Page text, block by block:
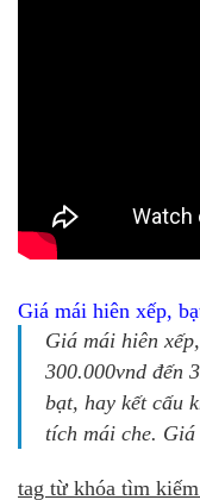
Giá mái hiên xếp,
Giá mái hiên
300.000vnd đến
bạt, hay kết cấu
tích mái che.
tag từ khóa tìm